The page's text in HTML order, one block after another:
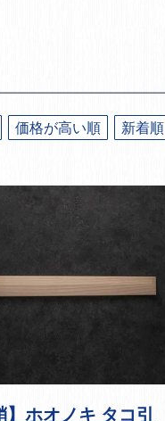
価格が高い順 新着順
】ホオノキ タコ引